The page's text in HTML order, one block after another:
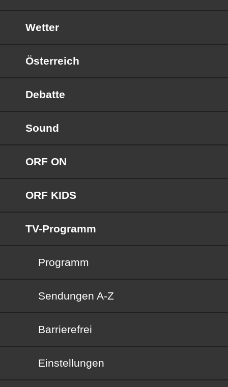
Wetter
Österreich
Debatte
Sound
ORF ON
ORF KIDS
TV-Programm
Programm
Sendungen von A bis Z
Sendungen A-Z
Barrierefrei
Barrierefrei
Einstellungen